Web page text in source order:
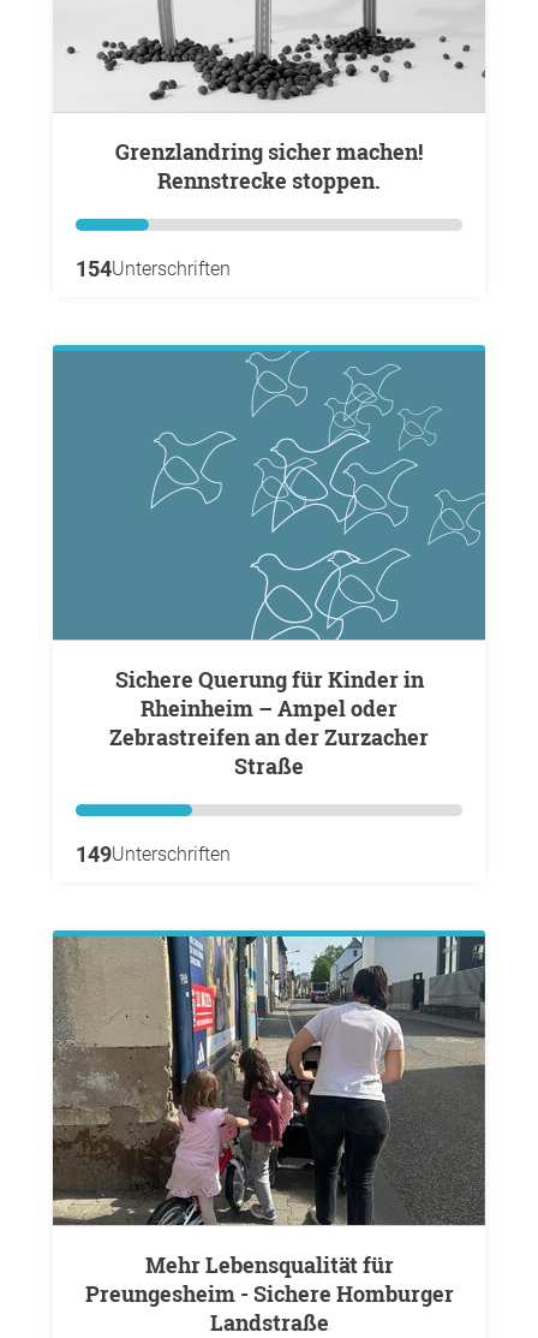
Grenzlandring sicher machen!
Rennstrecke stoppen.
154Unterschriften
Sichere Querung für Kinder in
Rheinheim – Ampel oder
Zebrastreifen an der Zurzacher
Straße
149Unterschriften
Mehr Lebensqualität für
Preungesheim - Sichere Homburger
Landstraße